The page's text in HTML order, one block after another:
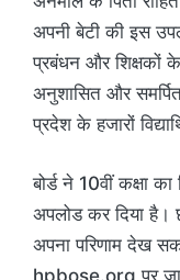
अपनी बेटी की इस
प्रबंधन और शिक्षकों
अनुशासित और
प्रदेश के हजारों
बोर्ड ने 10वीं कक्षा
अपलोड कर दिया है।
अपना परिणाम देख
hpbose.org पर